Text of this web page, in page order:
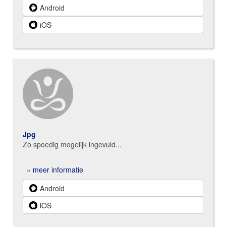
Android
iOS
Jpg
Zo spoedig mogelijk ingevuld...
» meer informatie
Android
iOS